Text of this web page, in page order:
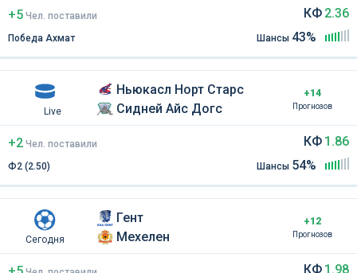
+5 Чел поставили
Победа Ахмат
КФ 2.36
Шансы 43%
Live
Ньюкасл Норт Старс
Сидней Айс Догс
+14
Прогнозов
+2 Чел поставили
Ф2 (2.50)
КФ 1.86
Шансы 54%
Сегодня
Гент
Мехелен
+12
Прогнозов
КФ 1.98